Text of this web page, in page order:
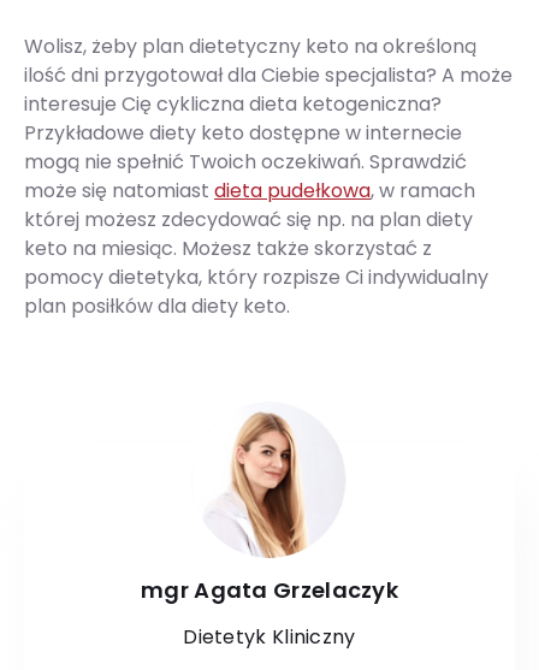
Wolisz, żeby plan dietetyczny keto na określoną
ilość dni przygotował dla Ciebie specjalista? A może
interesuje Cię cykliczna dieta ketogeniczna?
Przykładowe diety keto dostępne w internecie
mogą nie spełnić Twoich oczekiwań. Sprawdzić
może się natomiast dieta pudełkowa, w ramach
której możesz zdecydować się np. na plan diety
keto na miesiąc. Możesz także skorzystać z
pomocy dietetyka, który rozpisze Ci indywidualny
plan posiłków dla diety keto.
mgr Agata Grzelaczyk
Dietetyk Kliniczny